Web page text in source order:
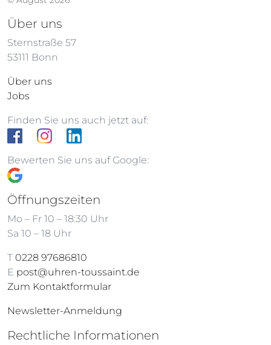
Über uns
Sternstraße 57
53111 Bonn
Über uns
Jobs
Finden Sie uns auch jetzt auf:
Bewerten Sie uns auf Google:
Öffnungszeiten
Mo – Fr 10 – 18:30 Uhr
Sa 10 – 18 Uhr
T 0228 97686810
E post@uhren-toussaint.de
Zum Kontaktformular
Newsletter-Anmeldung
Rechtliche Informationen